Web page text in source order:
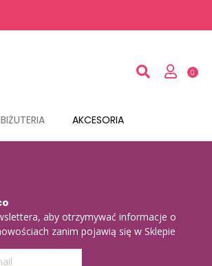
BIŻUTERIA AKCESORIA
aby otrzymywać informacje o
zanim pojawią się w Sklepie